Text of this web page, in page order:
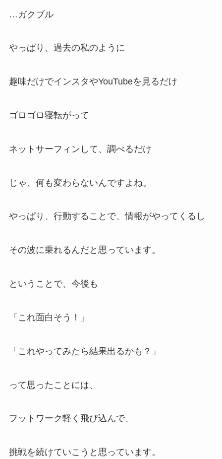
…ガクブル
やっぱり、過去の私のように
趣味だけでインスタやYouTubeを見るだけ
ゴロゴロ寝転がって
ネットサーフィンして、調べるだけ
じゃ、何も変わらないんですよね。
やっぱり、行動することで、情報がやってくるし
その波に乗れるんだと思っています。
ということで、今後も
「これ面白そう！」
「これやってみたら結果出るかも？」
って思ったことには、
フットワーク軽く飛び込んで、
挑戦を続けていこうと思っています。